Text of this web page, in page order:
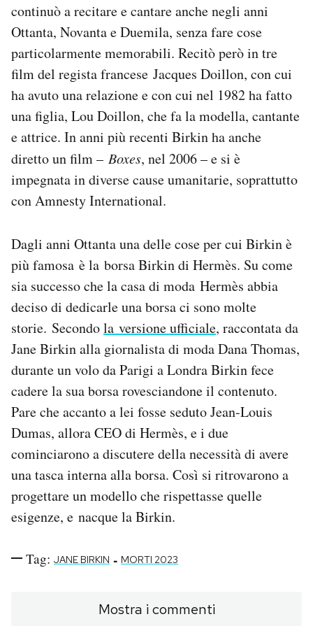
continuò a recitare e cantare anche negli anni
Ottanta, Novanta e Duemila, senza fare cose
particolarmente memorabili. Recitò però in tre
film del regista francese Jacques Doillon, con cui
ha avuto una relazione e con cui nel 1982 ha fatto
una figlia, Lou Doillon, che fa la modella, cantante
e attrice. In anni più recenti Birkin ha anche
diretto un film – Boxes, nel 2006 – e si è
impegnata in diverse cause umanitarie, soprattutto
con Amnesty International.
Dagli anni Ottanta una delle cose per cui Birkin è
più famosa è la borsa Birkin di Hermès. Su come
sia successo che la casa di moda Hermès abbia
deciso di dedicarle una borsa ci sono molte
storie. Secondola versione ufficiale, raccontata da
Jane Birkin alla giornalista di moda Dana Thomas,
durante un volo da Parigi a Londra Birkin fece
cadere la sua borsa rovesciandone il contenuto.
Pare che accanto a lei fosse seduto Jean-Louis
Dumas, allora CEO di Hermès, e i due
cominciarono a discutere della necessità di avere
una tasca interna alla borsa. Così si ritrovarono a
progettare un modello che rispettasse quelle
esigenze, e nacque la Birkin.
Tag: JANE BIRKIN - MORTI 2023
Mostra i commenti